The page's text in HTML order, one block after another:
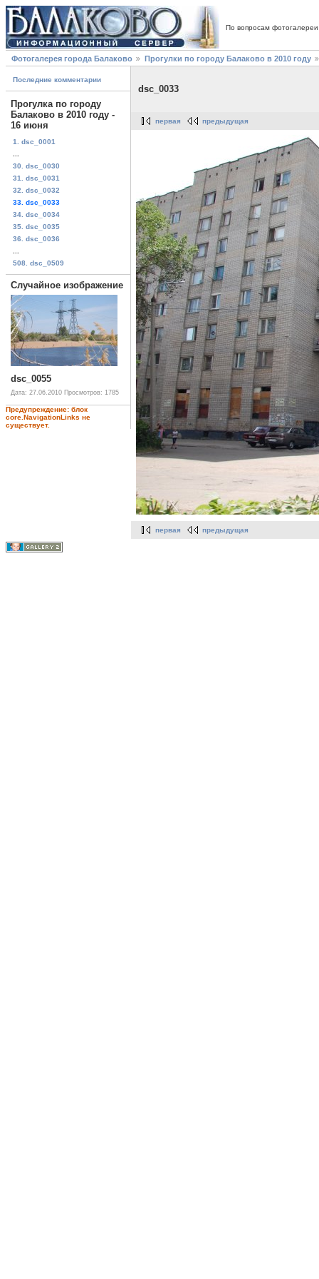
По вопросам
Фотогалерея города Балаково Прогулки по городу Балаково в 2010 году
Последние комментарии
Прогулка по городу
Балаково в 2010 году -
16 июня
1. dsc_0001
30. dsc_0030
31. dsc_0031
32. dsc_0032
33. dsc_0033
34. dsc_0034
35. dsc_0035
36. dsc_0036
508. dsc_0509
Случайное изображение
dsc_0055
Дата: 27.06.2010 Просмотров: 1785
Предупреждение: блок
core.NavigationLinks не
существует.
dsc_0033
первая предыдущая
первая предыдущая